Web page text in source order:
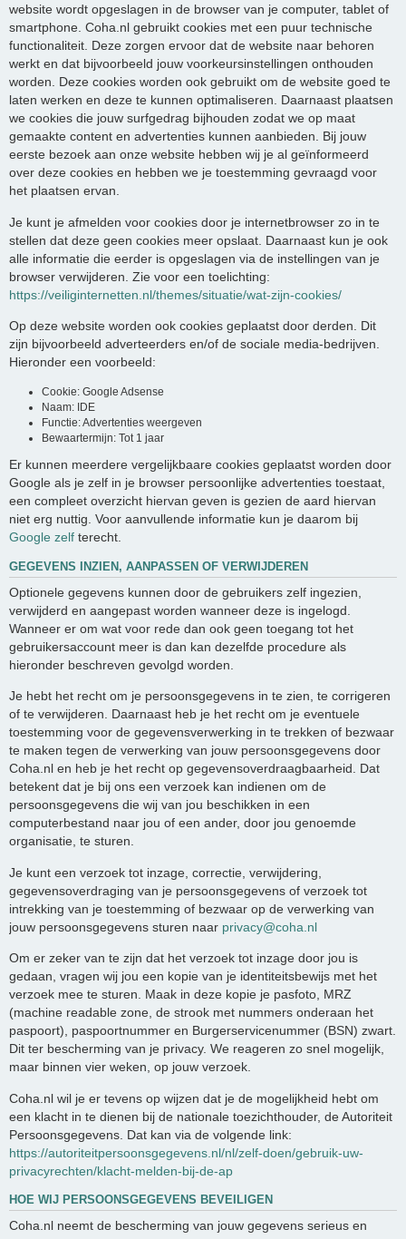
website wordt opgeslagen in de browser van je computer, tablet of
smartphone. Coha.nl gebruikt cookies met een puur technische
functionaliteit. Deze zorgen ervoor dat de website naar behoren
werkt en dat bijvoorbeeld jouw voorkeursinstellingen onthouden
worden. Deze cookies worden ook gebruikt om de website goed te
laten werken en deze te kunnen optimaliseren. Daarnaast plaatsen
we cookies die jouw surfgedrag bijhouden zodat we op maat
gemaakte content en advertenties kunnen aanbieden. Bij jouw
eerste bezoek aan onze website hebben wij je al geïnformeerd
over deze cookies en hebben we je toestemming gevraagd voor
het plaatsen ervan.
Je kunt je afmelden voor cookies door je internetbrowser zo in te
stellen dat deze geen cookies meer opslaat. Daarnaast kun je ook
alle informatie die eerder is opgeslagen via de instellingen van je
browser verwijderen. Zie voor een toelichting:
https://veiliginternetten.nl/themes/situatie/wat-zijn-cookies/
Op deze website worden ook cookies geplaatst door derden. Dit
zijn bijvoorbeeld adverteerders en/of de sociale media-bedrijven.
Hieronder een voorbeeld:
Cookie: Google Adsense
Naam: IDE
Functie: Advertenties weergeven
Bewaartermijn: Tot 1 jaar
Er kunnen meerdere vergelijkbaare cookies geplaatst worden door
Google als je zelf in je browser persoonlijke advertenties toestaat,
een compleet overzicht hiervan geven is gezien de aard hiervan
niet erg nuttig. Voor aanvullende informatie kun je daarom bij
Google zelf terecht.
GEGEVENS INZIEN, AANPASSEN OF VERWIJDEREN
Optionele gegevens kunnen door de gebruikers zelf ingezien,
verwijderd en aangepast worden wanneer deze is ingelogd.
Wanneer er om wat voor rede dan ook geen toegang tot het
gebruikersaccount meer is dan kan dezelfde procedure als
hieronder beschreven gevolgd worden.
Je hebt het recht om je persoonsgegevens in te zien, te corrigeren
of te verwijderen. Daarnaast heb je het recht om je eventuele
toestemming voor de gegevensverwerking in te trekken of bezwaar
te maken tegen de verwerking van jouw persoonsgegevens door
Coha.nl en heb je het recht op gegevensoverdraagbaarheid. Dat
betekent dat je bij ons een verzoek kan indienen om de
persoonsgegevens die wij van jou beschikken in een
computerbestand naar jou of een ander, door jou genoemde
organisatie, te sturen.
Je kunt een verzoek tot inzage, correctie, verwijdering,
gegevensoverdraging van je persoonsgegevens of verzoek tot
intrekking van je toestemming of bezwaar op de verwerking van
jouw persoonsgegevens sturen naar privacy@coha.nl
Om er zeker van te zijn dat het verzoek tot inzage door jou is
gedaan, vragen wij jou een kopie van je identiteitsbewijs met het
verzoek mee te sturen. Maak in deze kopie je pasfoto, MRZ
(machine readable zone, de strook met nummers onderaan het
paspoort), paspoortnummer en Burgerservicenummer (BSN) zwart.
Dit ter bescherming van je privacy. We reageren zo snel mogelijk,
maar binnen vier weken, op jouw verzoek.
Coha.nl wil je er tevens op wijzen dat je de mogelijkheid hebt om
een klacht in te dienen bij de nationale toezichthouder, de Autoriteit
Persoonsgegevens. Dat kan via de volgende link:
https://autoriteitpersoonsgegevens.nl/nl/zelf-doen/gebruik-uw-
privacyrechten/klacht-melden-bij-de-ap
HOE WIJ PERSOONSGEGEVENS BEVEILIGEN
Coha.nl neemt de bescherming van jouw gegevens serieus en